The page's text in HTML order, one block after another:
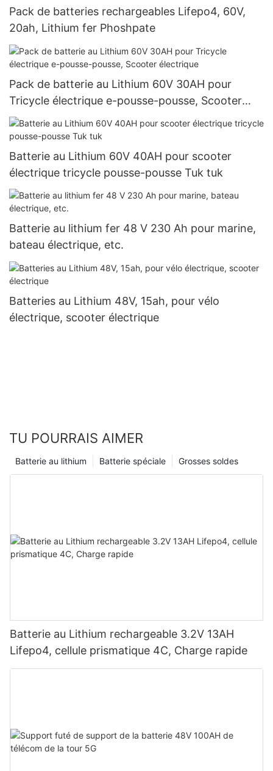
Pack de batteries rechargeables Lifepo4, 60V,
20ah, Lithium fer Phoshpate
Pack de batterie au Lithium 60V 30AH pour
Tricycle électrique e-pousse-pousse, Scooter
électrique
Batterie au Lithium 60V 40AH pour scooter
électrique tricycle pousse-pousse Tuk tuk
Batterie au lithium fer 48 V 230 Ah pour marine,
bateau électrique, etc.
Batteries au Lithium 48V, 15ah, pour vélo
électrique, scooter électrique
TU POURRAIS AIMER
Grosses soldes
Batterie spéciale
Batterie au lithium
Batterie au Lithium rechargeable 3.2V 13AH
Lifepo4, cellule prismatique 4C, Charge rapide